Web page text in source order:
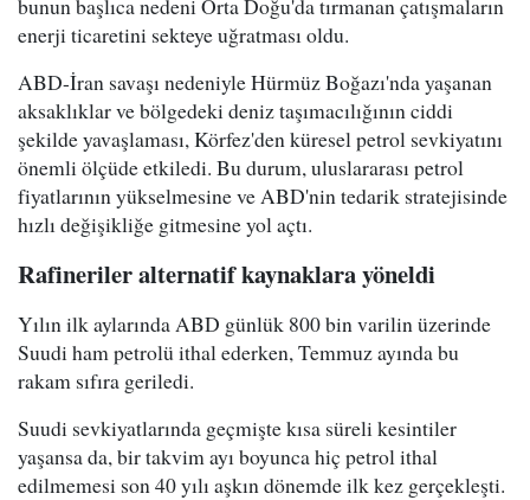
enerji ticaretini sekteye uğratması oldu.
ABD-İran savaşı nedeniyle Hürmüz Boğazı'nda yaşanan
aksaklıklar ve bölgedeki deniz taşımacılığının ciddi
şekilde yavaşlaması, Körfez'den küresel petrol sevkiyatını
önemli ölçüde etkiledi. Bu durum, uluslararası petrol
fiyatlarının yükselmesine ve ABD'nin tedarik stratejisinde
hızlı değişikliğe gitmesine yol açtı.
Rafineriler alternatif kaynaklara yöneldi
Yılın ilk aylarında ABD günlük 800 bin varilin üzerinde
Suudi ham petrolü ithal ederken, Temmuz ayında bu
rakam sıfıra geriledi.
Suudi sevkiyatlarında geçmişte kısa süreli kesintiler
yaşansa da, bir takvim ayı boyunca hiç petrol ithal
edilmemesi son 40 yılı aşkın dönemde ilk kez gerçekleşti.